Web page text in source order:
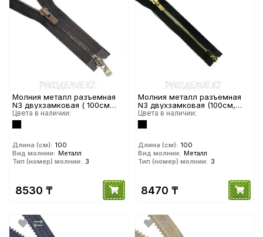
Молния металл разъемная
N3 двухзамковая ( 100см
Темный никель глянец ) YKK
Цвета в наличии:
Длина (см): 100
Вид молнии: Металл
Тип (номер) молнии: 3
8530 ₸
Молния металл разъемная
N3 двухзамковая (100см,
Золото глянец) YKK
Цвета в наличии:
Длина (см): 100
Вид молнии: Металл
Тип (номер) молнии: 3
8470 ₸